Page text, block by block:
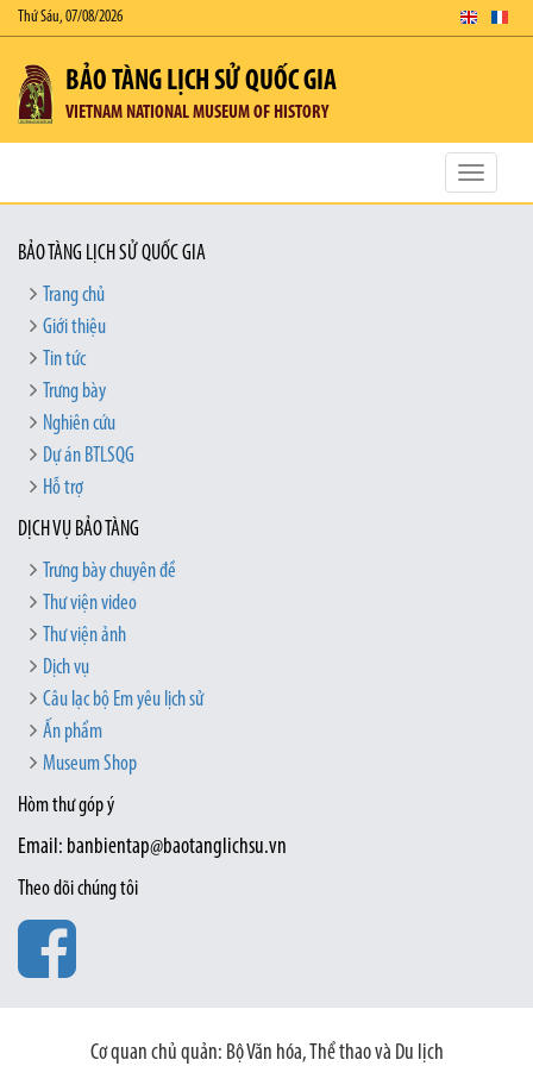
Thứ Sáu, 07/08/2026
BẢO TÀNG LỊCH SỬ QUỐC GIA
VIETNAM NATIONAL MUSEUM OF HISTORY
Toggle
BẢO TÀNG LỊCH SỬ QUỐC GIA
Trang chủ
Giới thiệu
Tin tức
Trưng bày
Nghiên cứu
Dự án BTLSQG
Hỗ trợ
DỊCH VỤ BẢO TÀNG
Trưng bày chuyên đề
Thư viện video
Thư viện ảnh
Dịch vụ
Câu lạc bộ Em yêu lịch sử
Ấn phẩm
Museum Shop
Hòm thư góp ý
Email: banbientap@baotanglichsu.vn
Theo dõi chúng tôi
Cơ quan chủ quản: Bộ Văn hóa, Thể thao và Du lịch